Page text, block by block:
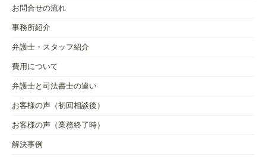
お問合せの流れ
事務所紹介
弁護士・スタッフ紹介
費用について
弁護士と司法書士の違い
お客様の声（初回相談後）
お客様の声（業務終了時）
解決事例